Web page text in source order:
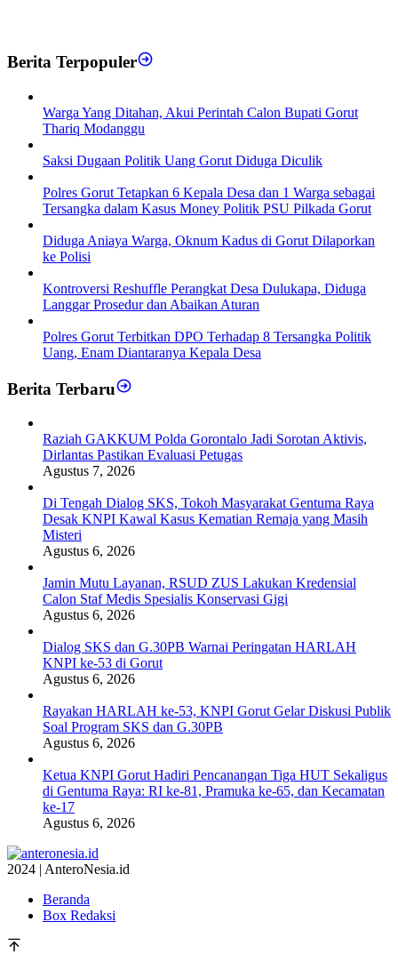
Berita Terpopuler
Warga Yang Ditahan, Akui Perintah Calon Bupati Gorut
Thariq Modanggu
Saksi Dugaan Politik Uang Gorut Diduga Diculik
Polres Gorut Tetapkan 6 Kepala Desa dan 1 Warga sebagai
Tersangka dalam Kasus Money Politik PSU Pilkada Gorut
Diduga Aniaya Warga, Oknum Kadus di Gorut Dilaporkan
ke Polisi
Kontroversi Reshuffle Perangkat Desa Dulukapa, Diduga
Langgar Prosedur dan Abaikan Aturan
Polres Gorut Terbitkan DPO Terhadap 8 Tersangka Politik
Uang, Enam Diantaranya Kepala Desa
Berita Terbaru
Raziah GAKKUM Polda Gorontalo Jadi Sorotan Aktivis,
Dirlantas Pastikan Evaluasi Petugas
Agustus 7, 2026
Di Tengah Dialog SKS, Tokoh Masyarakat Gentuma Raya
Desak KNPI Kawal Kasus Kematian Remaja yang Masih
Misteri
Agustus 6, 2026
Jamin Mutu Layanan, RSUD ZUS Lakukan Kredensial
Calon Staf Medis Spesialis Konservasi Gigi
Agustus 6, 2026
Dialog SKS dan G.30PB Warnai Peringatan HARLAH
KNPI ke-53 di Gorut
Agustus 6, 2026
Rayakan HARLAH ke-53, KNPI Gorut Gelar Diskusi Publik
Soal Program SKS dan G.30PB
Agustus 6, 2026
Ketua KNPI Gorut Hadiri Pencanangan Tiga HUT Sekaligus
di Gentuma Raya: RI ke-81, Pramuka ke-65, dan Kecamatan
ke-17
Agustus 6, 2026
2024 | AnteroNesia.id
Beranda
Box Redaksi